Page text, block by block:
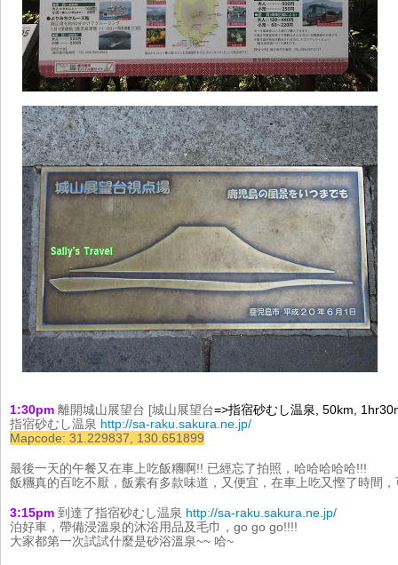
1:30pm 離開城山展望台 [城山展望台=>指宿砂むし温泉,
50km,
指宿砂むし温泉 http://sa-raku.sakura.ne.jp/
Mapcode: 31.229837, 130.651899
最後一天的午餐又在車上吃飯糰啊!! 已經忘了拍照，哈哈哈哈哈!!!
飯糰真的百吃不厭，飯素有多款味道，又便宜，在車上吃又慳了時間
3:15pm 到達了指宿砂むし温泉 http://sa-raku.sakura.ne.jp/
泊好車，帶備浸溫泉的沐浴用品及毛巾，go go go!!!!
大家都第一次試試什麼是砂浴溫泉~~ 哈~